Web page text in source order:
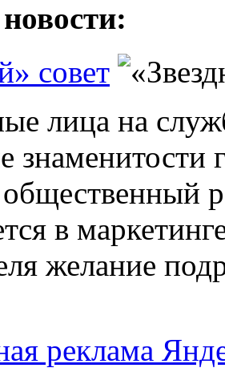
совет
лица на
знаменитости
в
желание
реклама